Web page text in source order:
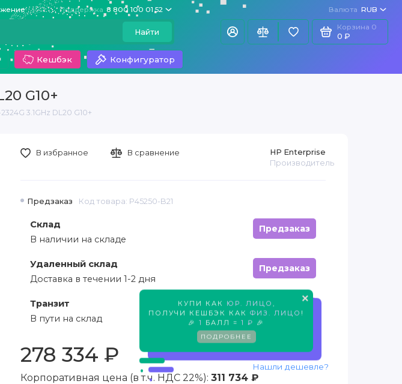
Поддержка 8 800 100 01 52 Валюта RUB
Найти
Корзина 0
0 ₽
Кешбэк Конфигуратор
G10+
3.1GHz DL20 G10+
×
КУПИ КАК ЮР. ЛИЦО
ПОЛУЧИ КЕШБЭК КАК ФИЗ. ЛИЦО !
🎉 1 БАЛЛ = 1 ₽ 🎉
ПОДРОБНЕЕ
Предзаказ Код товара: P45250-B21
HP Enterprise
Производитель
Склад
Предзаказ
В наличии на складе
Удаленный склад
Предзаказ
Доставка в течении 1-2 дня
Транзит
Предзаказ
В пути на склад
278 334 ₽
Корпоративная цена (в т.ч. НДС 22%): 311 734 ₽
Нашли дешевле?
В избранное В сравнение